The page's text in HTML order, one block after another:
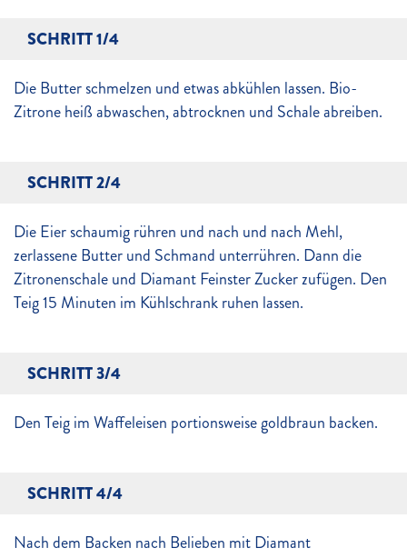
SCHRITT 1/4
Die Butter schmelzen und etwas abkühlen lassen. Bio-
Zitrone heiß abwaschen, abtrocknen und Schale abreiben.
SCHRITT 2/4
Die Eier schaumig rühren und nach und nach Mehl,
zerlassene Butter und Schmand unterrühren. Dann die
Zitronenschale und Diamant Feinster Zucker zufügen. Den
Teig 15 Minuten im Kühlschrank ruhen lassen.
SCHRITT 3/4
Den Teig im Waffeleisen portionsweise goldbraun backen.
SCHRITT 4/4
Nach dem Backen nach Belieben mit Diamant